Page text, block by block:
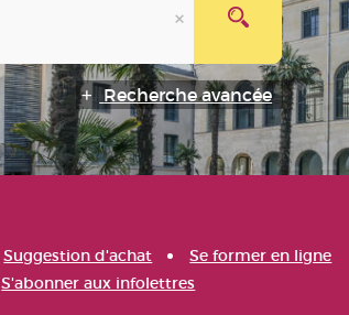
Recherche avancée
Suggestion d'achat
Se former en ligne
S'abonner aux infolettres